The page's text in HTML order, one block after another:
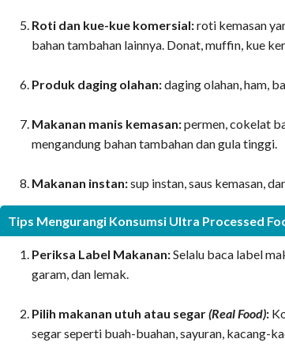
Roti dan kue-kue komersial:roti kemasan
bahan tambahan lainnya. Donat, muffin, kue
Produk daging olahan:daging olahan, ham,
Makanan manis kemasan:permen, cokelat
mengandung bahan tambahan dan gula tinggi.
Makanan instan:sup instan, saus kemasan,
Tips Mengurangi Konsumsi Ultra Processed
Periksa Label Makanan:Selalu baca label
garam, dan lemak.
Pilih makanan utuh atau segar(Real Food):
segar seperti buah-buahan, sayuran, kacang-